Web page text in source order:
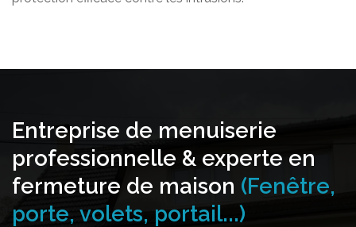
Entreprise de menuiserie
professionnelle & experte en
fermeture de maison (Fenêtre,
porte, volets, portail...)